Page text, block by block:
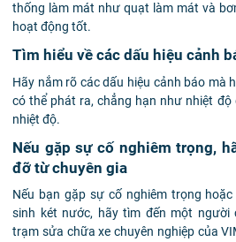
thống làm mát như quạt làm mát và
hoạt động tốt.
Tìm hiểu về các dấu hiệu cảnh
Hãy nắm rõ các dấu hiệu cảnh báo mà
có thể phát ra, chẳng hạn như nhiệt độ
nhiệt độ.
Nếu gặp sự cố nghiêm trọng,
đỡ từ chuyên gia
Nếu bạn gặp sự cố nghiêm trọng
sinh két nước, hãy tìm đến một người
trạm sửa chữa xe chuyên nghiệp của